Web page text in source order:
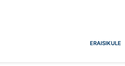
laenuühistuERAISIKULE